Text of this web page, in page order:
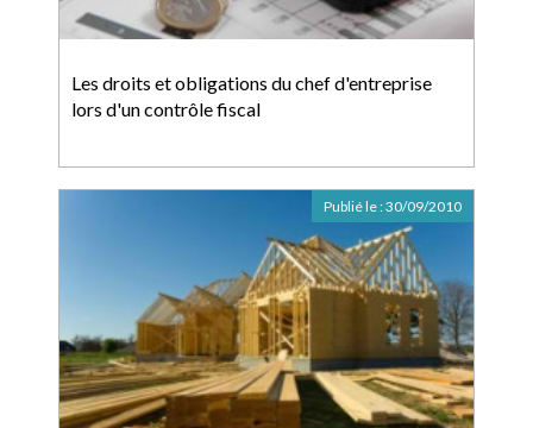
Les droits et obligations du chef d'entreprise
lors d'un contrôle fiscal
Publié le :30/09/2010